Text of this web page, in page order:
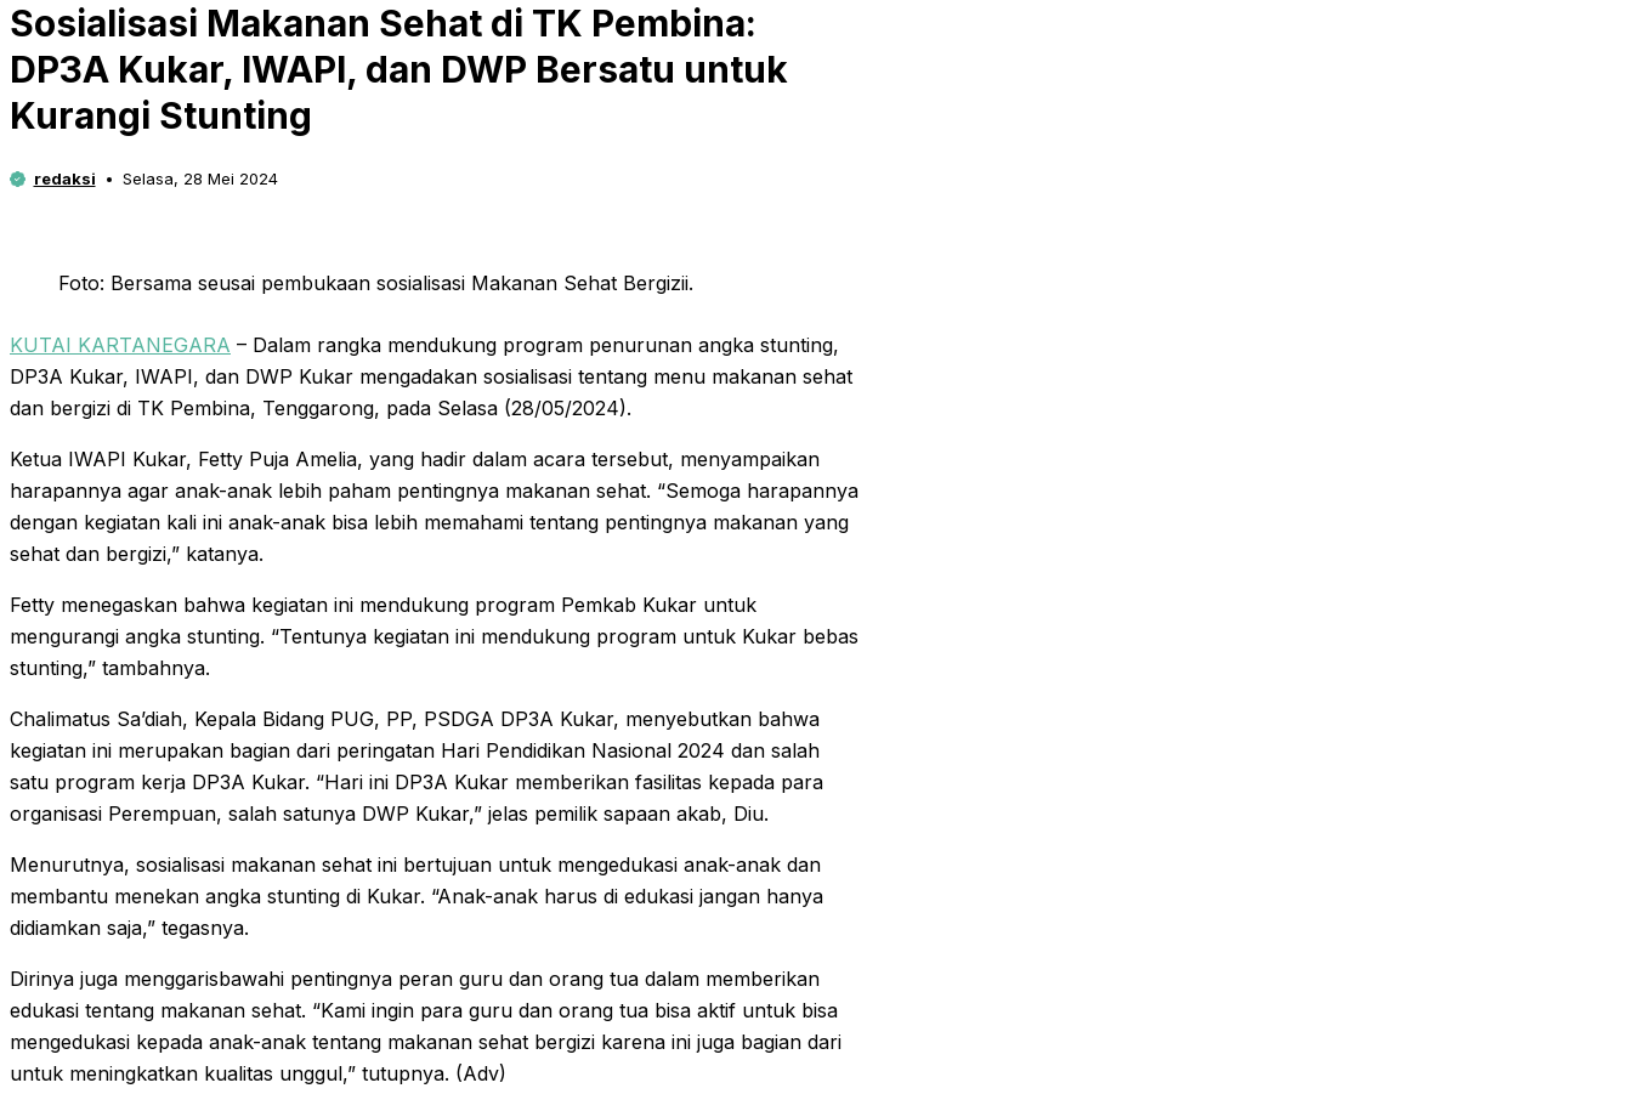
Sosialisasi Makanan Sehat di TK Pembina:
DP3A Kukar, IWAPI, dan DWP Bersatu untuk
Kurangi Stunting
redaksi Selasa, 28 Mei 2024
Foto: Bersama seusai pembukaan sosialisasi Makanan Sehat Bergizii.
KUTAI KARTANEGARA – Dalam rangka mendukung program penurunan angka stunting,
DP3A Kukar, IWAPI, dan DWP Kukar mengadakan sosialisasi tentang menu makanan sehat
dan bergizi di TK Pembina, Tenggarong, pada Selasa (28/05/2024).
Ketua IWAPI Kukar, Fetty Puja Amelia, yang hadir dalam acara tersebut, menyampaikan
harapannya agar anak-anak lebih paham pentingnya makanan sehat. “Semoga harapannya
dengan kegiatan kali ini anak-anak bisa lebih memahami tentang pentingnya makanan yang
sehat dan bergizi,” katanya.
Fetty menegaskan bahwa kegiatan ini mendukung program Pemkab Kukar untuk
mengurangi angka stunting. “Tentunya kegiatan ini mendukung program untuk Kukar bebas
stunting,” tambahnya.
Chalimatus Sa’diah, Kepala Bidang PUG, PP, PSDGA DP3A Kukar, menyebutkan bahwa
kegiatan ini merupakan bagian dari peringatan Hari Pendidikan Nasional 2024 dan salah
satu program kerja DP3A Kukar. “Hari ini DP3A Kukar memberikan fasilitas kepada para
organisasi Perempuan, salah satunya DWP Kukar,” jelas pemilik sapaan akab, Diu.
Menurutnya, sosialisasi makanan sehat ini bertujuan untuk mengedukasi anak-anak dan
membantu menekan angka stunting di Kukar. “Anak-anak harus di edukasi jangan hanya
didiamkan saja,” tegasnya.
Dirinya juga menggarisbawahi pentingnya peran guru dan orang tua dalam memberikan
edukasi tentang makanan sehat. “Kami ingin para guru dan orang tua bisa aktif untuk bisa
mengedukasi kepada anak-anak tentang makanan sehat bergizi karena ini juga bagian dari
untuk meningkatkan kualitas unggul,” tutupnya. (Adv)